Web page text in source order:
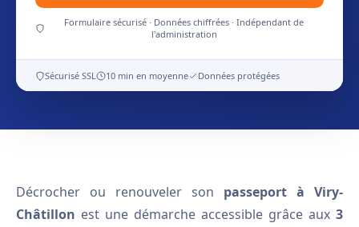
Formulaire sécurisé · Données chiffrées · Indépendant de
l'administration
Sécurisé SSL 10 min en moyenne Données protégées
Décrocher ou renouveler son passeport à Viry-
Châtillon est une démarche accessible grâce aux 3